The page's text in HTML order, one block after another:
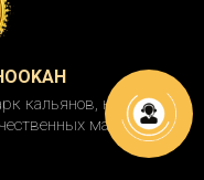
кальянов, которые
материалов